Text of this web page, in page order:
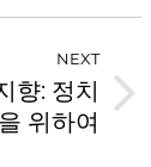
NEXT
향: 정치
위하여